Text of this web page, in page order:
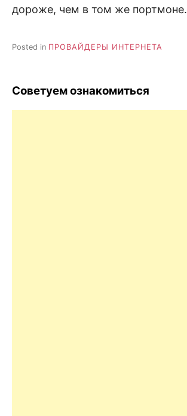
дороже, чем в том же портмоне.
Posted in ПРОВАЙДЕРЫ ИНТЕРНЕТА
Советуем ознакомиться